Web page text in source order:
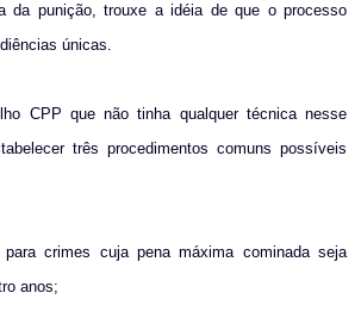
da punição, trouxe a idéia de que o processo
únicas.
CPP que não tinha qualquer técnica nesse
três procedimentos comuns possíveis
crimes cuja pena máxima cominada seja
anos;